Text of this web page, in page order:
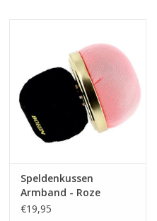
Speldenkussen
Armband - Roze
€19,95